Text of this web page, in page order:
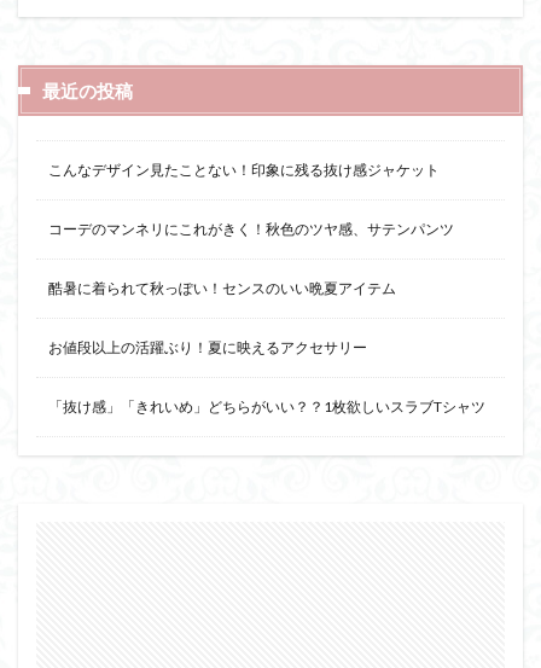
最近の投稿
こんなデザイン見たことない！印象に残る抜け感ジャケット
コーデのマンネリにこれがきく！秋色のツヤ感、サテンパンツ
酷暑に着られて秋っぽい！センスのいい晩夏アイテム
お値段以上の活躍ぶり！夏に映えるアクセサリー
「抜け感」「きれいめ」どちらがいい？？1枚欲しいスラブTシャツ